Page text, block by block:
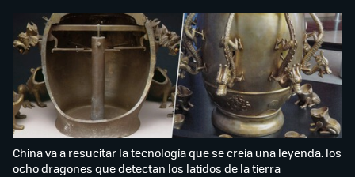
China va a resucitar la tecnología que se creía una leyenda: los
ocho dragones que detectan los latidos de la tierra